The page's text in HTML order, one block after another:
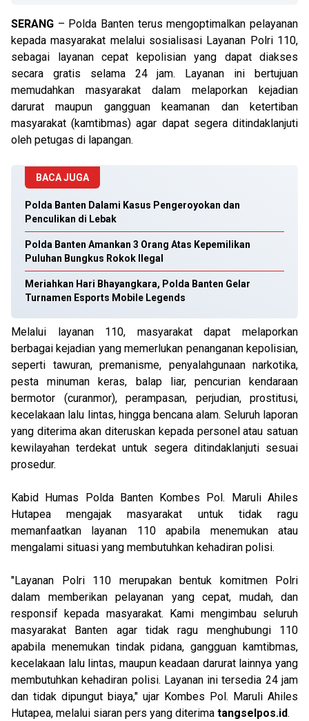
SERANG – Polda Banten terus mengoptimalkan pelayanan
kepada masyarakat melalui sosialisasi Layanan Polri 110,
sebagai layanan cepat kepolisian yang dapat diakses
secara gratis selama 24 jam. Layanan ini bertujuan
memudahkan masyarakat dalam melaporkan kejadian
darurat maupun gangguan keamanan dan ketertiban
masyarakat (kamtibmas) agar dapat segera ditindaklanjuti
oleh petugas di lapangan.
BACA JUGA
Polda Banten Dalami Kasus Pengeroyokan dan
Penculikan di Lebak
Polda Banten Amankan 3 Orang Atas Kepemilikan
Puluhan Bungkus Rokok Ilegal
Meriahkan Hari Bhayangkara, Polda Banten Gelar
Turnamen Esports Mobile Legends
Melalui layanan 110, masyarakat dapat melaporkan
berbagai kejadian yang memerlukan penanganan kepolisian,
seperti tawuran, premanisme, penyalahgunaan narkotika,
pesta minuman keras, balap liar, pencurian kendaraan
bermotor (curanmor), perampasan, perjudian, prostitusi,
kecelakaan lalu lintas, hingga bencana alam. Seluruh laporan
yang diterima akan diteruskan kepada personel atau satuan
kewilayahan terdekat untuk segera ditindaklanjuti sesuai
prosedur.
Kabid Humas Polda Banten Kombes Pol. Maruli Ahiles
Hutapea mengajak masyarakat untuk tidak ragu
memanfaatkan layanan 110 apabila menemukan atau
mengalami situasi yang membutuhkan kehadiran polisi.
"Layanan Polri 110 merupakan bentuk komitmen Polri
dalam memberikan pelayanan yang cepat, mudah, dan
responsif kepada masyarakat. Kami mengimbau seluruh
masyarakat Banten agar tidak ragu menghubungi 110
apabila menemukan tindak pidana, gangguan kamtibmas,
kecelakaan lalu lintas, maupun keadaan darurat lainnya yang
membutuhkan kehadiran polisi. Layanan ini tersedia 24 jam
dan tidak dipungut biaya," ujar Kombes Pol. Maruli Ahiles
Hutapea, melalui siaran pers yang diterima tangselpos.id.